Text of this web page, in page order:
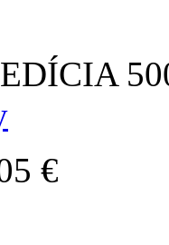
€